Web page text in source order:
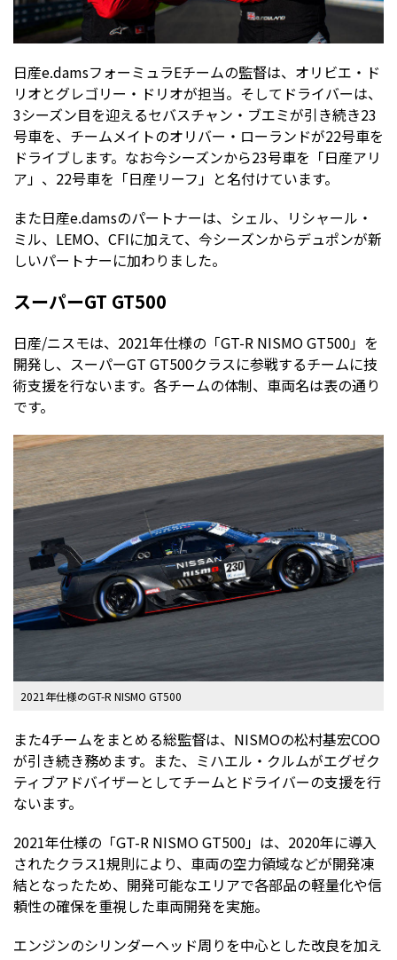
日産e.damsフォーミュラEチームの監督は、オリビエ・ド
リオとグレゴリー・ドリオが担当。そしてドライバーは、
3シーズン目を迎えるセバスチャン・ブエミが引き続き23
号車を、チームメイトのオリバー・ローランドが22号車を
ドライブします。なお今シーズンから23号車を「日産アリ
ア」、22号車を「日産リーフ」と名付けています。
また日産e.damsのパートナーは、シェル、リシャール・
ミル、LEMO、CFIに加えて、今シーズンからデュポンが新
しいパートナーに加わりました。
スーパーGT GT500
日産/ニスモは、2021年仕様の「GT-R NISMO GT500」を
開発し、スーパーGT GT500クラスに参戦するチームに技
術支援を行ないます。各チームの体制、車両名は表の通り
です。
2021年仕様のGT-R NISMO GT500
また4チームをまとめる総監督は、NISMOの松村基宏COO
が引き続き務めます。また、ミハエル・クルムがエグゼク
ティブアドバイザーとしてチームとドライバーの支援を行
ないます。
2021年仕様の「GT-R NISMO GT500」は、2020年に導入
されたクラス1規則により、車両の空力領域などが開発凍
結となったため、開発可能なエリアで各部品の軽量化や信
頼性の確保を重視した車両開発を実施。
エンジンのシリンダーヘッド周りを中心とした改良を加え